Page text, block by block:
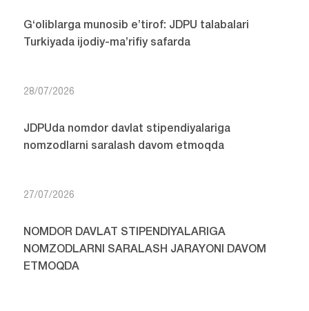
G‘oliblarga munosib e’tirof: JDPU talabalari
Turkiyada ijodiy-ma’rifiy safarda
28/07/2026
JDPUda nomdor davlat stipendiyalariga
nomzodlarni saralash davom etmoqda
27/07/2026
NOMDOR DAVLAT STIPENDIYALARIGA
NOMZODLARNI SARALASH JARAYONI DAVOM
ETMOQDA